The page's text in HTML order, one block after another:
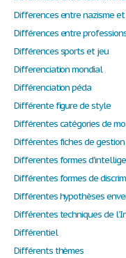
Differences entre nazisme
Différences entre
Différences sports et jeu
Differenciation mondial
Différenciation péda
Différente figure de style
Différentes catégories de
Différentes fiches de
Differentes formes
Différentes formes de
Différentes hypothèses
Différentiel
Différents thèmes